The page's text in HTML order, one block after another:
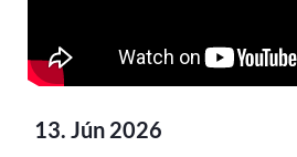
13. Jún 2026